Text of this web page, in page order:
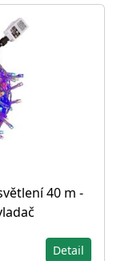
40 m -
Detail